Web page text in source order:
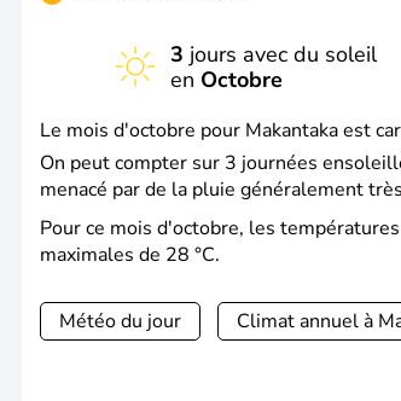
3 jours avec du soleil
en Octobre
Le mois d'octobre pour Makantaka est
On peut compter sur 3 journées
menacé par de la pluie généralement
Pour ce mois d'octobre, les
maximales de 28 °C.
Météo du jour Climat annuel à